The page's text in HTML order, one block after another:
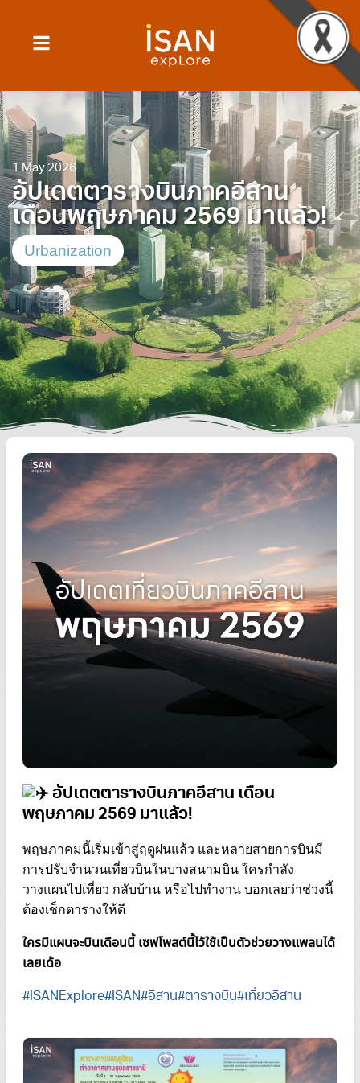
1 May 2026
อัปเดตตารางบินภาคอีสาน
เดือนพฤษภาคม 2569 มาแล้ว!
Urbanization
อัปเดตตารางบินภาคอีสาน เดือน
พฤษภาคม 2569 มาแล้ว!
พฤษภาคมนี้เริ่มเข้าสู่ฤดูฝนแล้ว และหลายสายการบินมี
การปรับจำนวนเที่ยวบินในบางสนามบิน ใครกำลัง
วางแผนไปเที่ยว กลับบ้าน หรือไปทำงาน บอกเลยว่าช่วงนี้
ต้องเช็กตารางให้ดี
ใครมีแผนจะบินเดือนนี้ เซฟโพสต์นี้ไว้ใช้เป็นตัวช่วยวางแพลนได้
เลยเด้อ
#ISANExplore#ISAN#อีสาน#ตารางบิน#เที่ยวอีสาน